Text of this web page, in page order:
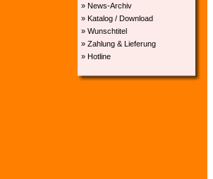
» News-Archiv
» Katalog / Download
» Wunschtitel
» Zahlung & Lieferung
» Hotline